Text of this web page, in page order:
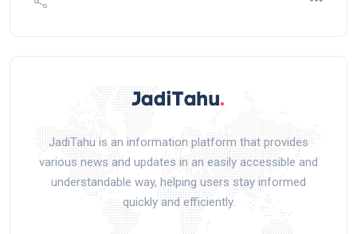
JadiTahu is an information platform that provides
various news and updates in an easily accessible and
understandable way, helping users stay informed
quickly and efficiently.